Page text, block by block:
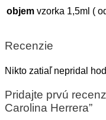
objem vzorka 1,5ml (
Recenzie
Nikto zatiaľ nepridal
Pridajte prvú
Carolina Herrera”